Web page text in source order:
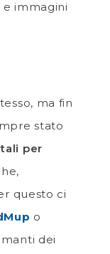
immagini
ma fin
stato
per
questo ci
o
dei